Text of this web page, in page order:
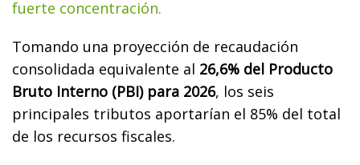
fuerte concentración.
Tomando una proyección de recaudación
consolidada equivalente al 26,6% del Producto
Bruto Interno (PBI) para 2026, los seis
principales tributos aportarían el 85% del total
de los recursos fiscales.